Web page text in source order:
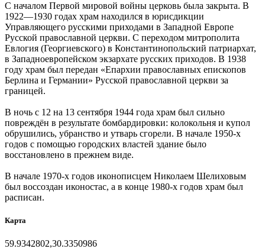
С началом Первой мировой войны церковь была закрыта. В
1922—1930 годах храм находился в юрисдикции
Управляющего русскими приходами в Западной Европе
Русской православной церкви. С переходом митрополита
Евлогия (Георгиевского) в Константинопольский патриархат,
в Западноевропейском экзархате русских приходов. В 1938
году храм был передан «Епархии православных епископов
Берлина и Германии» Русской православной церкви за
границей.
В ночь с 12 на 13 сентября 1944 года храм был сильно
повреждён в результате бомбардировки: колокольня и купол
обрушились, убранство и утварь сгорели. В начале 1950-х
годов с помощью городских властей здание было
восстановлено в прежнем виде.
В начале 1970-х годов иконописцем Николаем Шелиховым
был воссоздан иконостас, а в конце 1980-х годов храм был
расписан.
Карта
59.9342802,30.3350986